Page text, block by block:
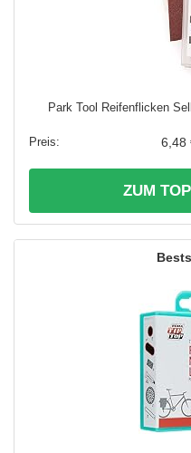
Park Tool Reifenflicken
6,48
ZUM